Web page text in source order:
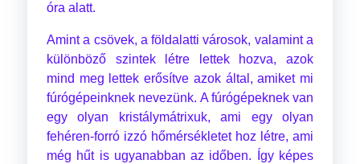
óra alatt.
Amint a csövek, a földalatti városok, valamint a
különböző szintek létre lettek hozva, azok
mind meg lettek erősítve azok által, amiket mi
fúrógépeinknek nevezünk. A fúrógépeknek van
egy olyan kristálymátrixuk, ami egy olyan
fehéren-forró izzó hőmérsékletet hoz létre, ami
még hűt is ugyanabban az időben. Így képes